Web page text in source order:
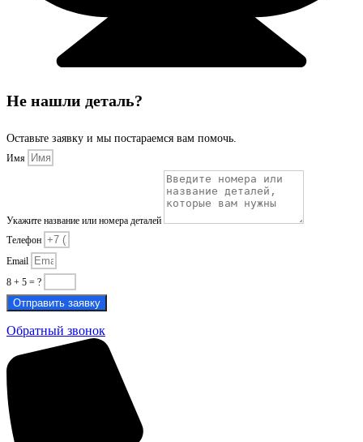
Не нашли деталь?
Оставьте заявку и мы постараемся вам помочь.
Имя
Укажите название или номера деталей
Телефон
Email
8 + 5 = ?
Отправить заявку
Обратный звонок